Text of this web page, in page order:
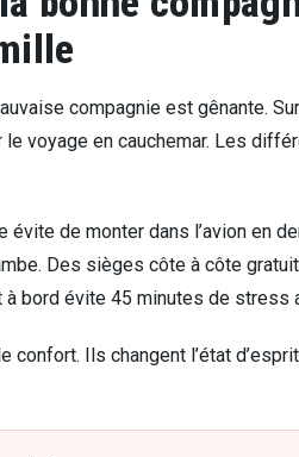
compagnie est gênante.
voyage en cauchemar. Les
évite de monter dans l’avion en
Des sièges côte à côte
bord évite 45 minutes de stress
confort. Ils changent l’état